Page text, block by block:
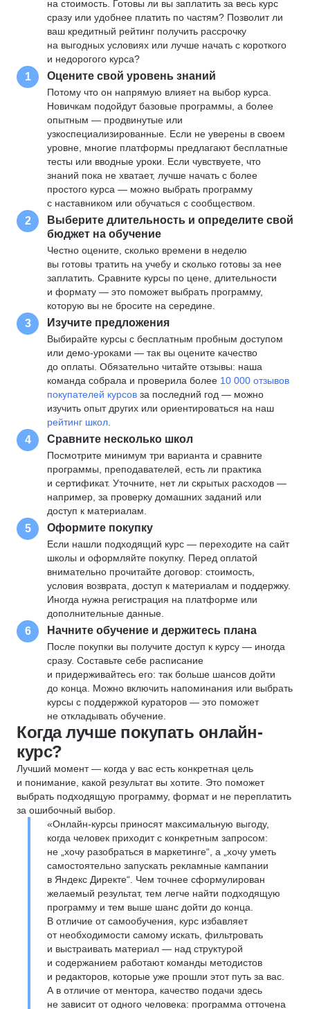
на стоимость. Готовы ли вы заплатить за весь курс
сразу или удобнее платить по частям? Позволит ли
ваш кредитный рейтинг получить рассрочку
на выгодных условиях или лучше начать с короткого
и недорогого курса?
1 Оцените свой уровень знаний
Потому что он напрямую влияет на выбор курса.
Новичкам подойдут базовые программы, а более
опытным — продвинутые или
узкоспециализированные. Если не уверены в своем
уровне, многие платформы предлагают бесплатные
тесты или вводные уроки. Если чувствуете, что
знаний пока не хватает, лучше начать с более
простого курса — можно выбрать программу
с наставником или обучаться с сообществом.
2
Выберите длительность и определите свой
бюджет на обучение
Честно оцените, сколько времени в неделю
вы готовы тратить на учебу и сколько готовы за нее
заплатить. Сравните курсы по цене, длительности
и формату — это поможет выбрать программу,
которую вы не бросите на середине.
3 Изучите предложения
Выбирайте курсы с бесплатным пробным доступом
или демо-уроками — так вы оцените качество
до оплаты. Обязательно читайте отзывы: наша
команда собрала и проверила более 10 000 отзывов
покупателей курсов за последний год — можно
изучить опыт других или ориентироваться на наш
рейтинг школ
4 Сравните несколько школ
Посмотрите минимум три варианта и сравните
программы, преподавателей, есть ли практика
и сертификат. Уточните, нет ли скрытых расходов —
например, за проверку домашних заданий или
доступ к материалам.
5 Оформите покупку
Если нашли подходящий курс — переходите на сайт
школы и оформляйте покупку. Перед оплатой
внимательно прочитайте договор: стоимость,
условия возврата, доступ к материалам и поддержку.
Иногда нужна регистрация на платформе или
дополнительные данные.
6 Начните обучение и держитесь плана
После покупки вы получите доступ к курсу — иногда
сразу. Составьте себе расписание
и придерживайтесь его: так больше шансов дойти
до конца. Можно включить напоминания или выбрать
курсы с поддержкой кураторов — это поможет
не откладывать обучение.
Когда лучше покупать онлайн-
курс?
Лучший момент — когда у вас есть конкретная цель
и понимание, какой результат вы хотите. Это поможет
выбрать подходящую программу, формат и не переплатить
за ошибочный выбор.
«Онлайн-курсы приносят максимальную выгоду,
когда человек приходит с конкретным запросом:
не „хочу разобраться в маркетинге“, а „хочу уметь
самостоятельно запускать рекламные кампании
в Яндекс Директе“. Чем точнее сформулирован
желаемый результат, тем легче найти подходящую
программу и тем выше шанс дойти до конца.
В отличие от самообучения, курс избавляет
от необходимости самому искать, фильтровать
и выстраивать материал — над структурой
и содержанием работают команды методистов
и редакторов, которые уже прошли этот путь за вас.
А в отличие от ментора, качество подачи здесь
не зависит от одного человека: программа отточена